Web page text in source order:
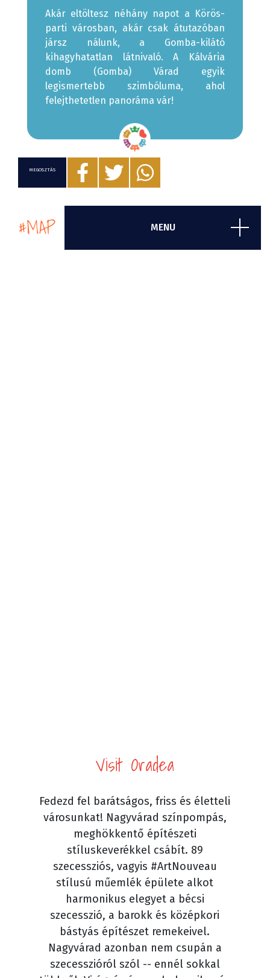
MEGOSZTÁS
Akár eltöltesz néhány napot a Körös-
parti városban, akár csak átutazóban
jársz nálunk, a Gomba-kilátó
kihagyhatatlan látnivaló. A Kálvária
domb (Gomba) Várad egyik
legismertebb szimbóluma, ahol
felejthetetlen panoráma vár!
#MAP MENU
Visit Oradea
Fedezd fel barátságos, friss és életteli
városunkat! Nagyvárad színpompás,
meghökkentő építészeti
stíluskeverékkel csábít. 89
szecessziós, vagyis #ArtNouveau
stílusú műemlék épülete alkot
harmonikus elegyet a bécsi
szecesszió, a barokk és középkori
bástyás építészet remekeivel.
Nagyvárad azonban nem csupán a
szecesszióról szól -- ennél sokkal